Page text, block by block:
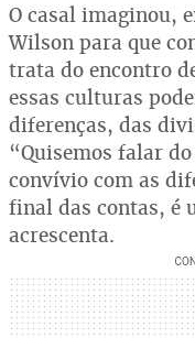
O casal imaginou,
Wilson para que
trata do encontro
essas culturas
diferenças, das
“Quisemos falar
convívio com as
final das contas, é
acrescenta.